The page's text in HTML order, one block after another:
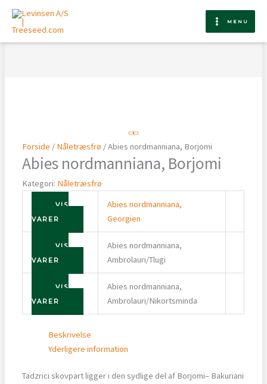
indholdet
MENU
Forside / Nåletræsfrø / Abies nordmanniana, Borjomi
Abies nordmanniana, Borjomi
Kategori: Nåletræsfrø
VIS
VARER
Abies nordmanniana,
Georgien
VIS
VARER
Abies nordmanniana,
Ambrolauri/Tlugi
VIS
VARER
Abies nordmanniana,
Ambrolauri/Nikortsminda
Beskrivelse
Yderligere information
Tadzrici skovpart ligger i den sydlige del af Borjomi– Bakuriani